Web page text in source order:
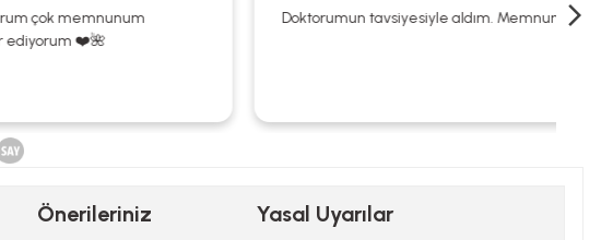
Doktorumun tavsiyesiyle aldım. Memnunum.
Önerileriniz Yasal Uyarılar